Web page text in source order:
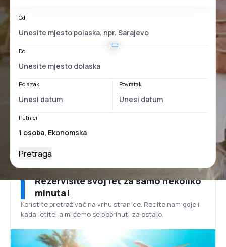
Od
Do
Polazak Povratak
Putnici
Pretraga
Rezervišite svoj let za samo nekoliko
minuta!
Koristite pretraživač na vrhu stranice. Recite nam gdje i
kada letite, a mi ćemo se pobrinuti za ostalo.